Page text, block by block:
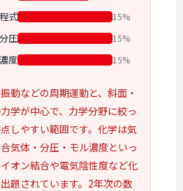
式 15%
圧 15%
度 15%
動などの周期運動と、斜面・
学が中心で、力学分野に絞っ
しやすい範囲です。化学は気
気体・分圧・モル濃度といっ
オン結合や電気陰性度など化
題されています。2年次の数